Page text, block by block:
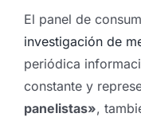
El panel de
investigación de
periódica
constante y
panelistas»,